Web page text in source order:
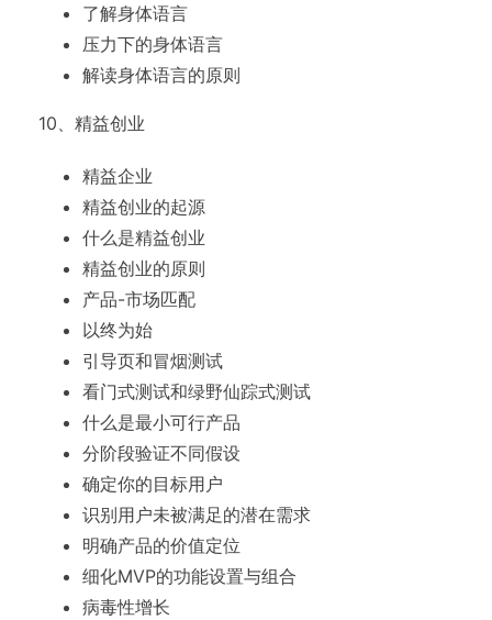
了解身体语言
压力下的身体语言
解读身体语言的原则
10、精益创业
精益企业
精益创业的起源
什么是精益创业
精益创业的原则
产品-市场匹配
以终为始
引导页和冒烟测试
看门式测试和绿野仙踪式测试
什么是最小可行产品
分阶段验证不同假设
确定你的目标用户
识别用户未被满足的潜在需求
明确产品的价值定位
细化MVP的功能设置与组合
病毒性增长